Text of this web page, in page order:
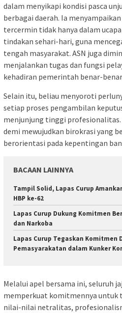
dalam menyikapi kondisi pasca
berbagai daerah. Ia
tercermin tidak hanya dalam
tindakan sehari-hari, guna
tengah masyarakat. ASN juga
menjalankan tugas dan fungsi
kehadiran pemerintah benar-
Selain itu, beliau menyoroti
setiap proses pengambilan
menjunjung tinggi
demi mewujudkan birokrasi yang
berorientasi pada kepentingan
BACAAN LAINNYA
Tampil Solid, Lapas Curup
HBP ke-62
Lapas Curup Dukung Komitmen
dan Narkoba
Lapas Curup Tegaskan Komitmen
Pemasyarakatan dalam Kunker
Melalui apel bersama ini, seluruh
memperkuat komitmennya untuk
nilai-nilai netralitas,